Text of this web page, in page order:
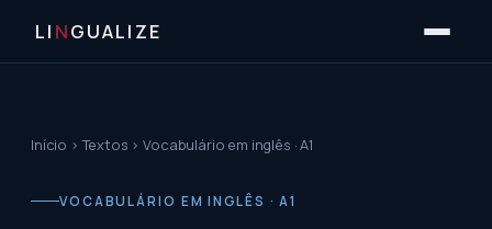
LI NGUALIZE
Início ›Textos ›Vocabulário em inglês · A1
VOCABULÁRIO EM INGLÊS · A1